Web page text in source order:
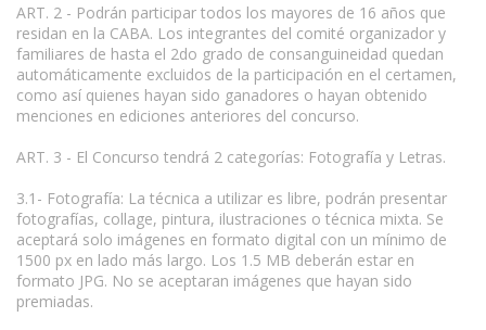
ART. 2 - Podrán participar todos los mayores de 16 años que
residan en la CABA. Los integrantes del comité organizador y
familiares de hasta el 2do grado de consanguineidad quedan
automáticamente excluidos de la participación en el certamen,
como así quienes hayan sido ganadores o hayan obtenido
menciones en ediciones anteriores del concurso.
ART. 3 - El Concurso tendrá 2 categorías: Fotografía y Letras.
3.1- Fotografía: La técnica a utilizar es libre, podrán presentar
fotografías, collage, pintura, ilustraciones o técnica mixta. Se
aceptará solo imágenes en formato digital con un mínimo de
1500 px en lado más largo. Los 1.5 MB deberán estar en
formato JPG. No se aceptaran imágenes que hayan sido
premiadas.